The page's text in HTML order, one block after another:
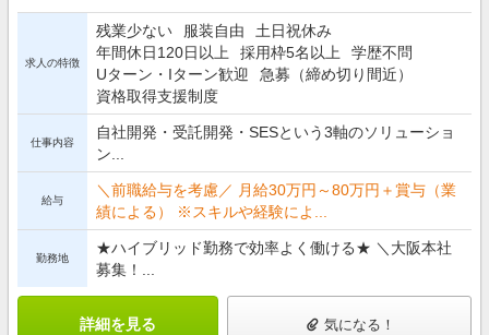
求人の特徴
残業少ない 服装自由
土日祝休み
年間休日120日以上
採用枠5名以上
学歴不問
Uターン・Iターン歓迎
急募（締め切り間近）
資格取得支援制度
仕事内容
自社開発・受託開発・SESという3軸のソリューショ
ン...
給与
＼前職給与を考慮／ 月給30万円～80万円＋賞与（業
績による） ※スキルや経験によ...
勤務地
★ハイブリッド勤務で効率よく働ける★ ＼大阪本社
募集！...
詳細を見る 気になる！